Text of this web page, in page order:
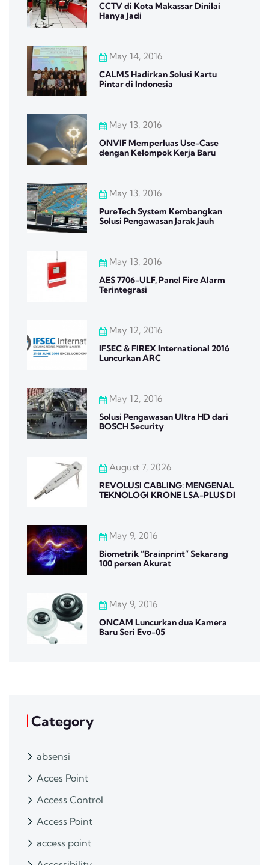
CCTV di Kota Makassar Dinilai
Hanya Jadi
May 14, 2016
CALMS Hadirkan Solusi Kartu
Pintar di Indonesia
May 13, 2016
ONVIF Memperluas Use-Case
dengan Kelompok Kerja Baru
May 13, 2016
PureTech System Kembangkan
Solusi Pengawasan Jarak Jauh
May 13, 2016
AES 7706-ULF, Panel Fire Alarm
Terintegrasi
May 12, 2016
IFSEC & FIREX International 2016
Luncurkan ARC
May 12, 2016
Solusi Pengawasan Ultra HD dari
BOSCH Security
August 7, 2026
REVOLUSI CABLING: MENGENAL
TEKNOLOGI KRONE LSA-PLUS DI
May 9, 2016
Biometrik “Brainprint” Sekarang
100 persen Akurat
May 9, 2016
ONCAM Luncurkan dua Kamera
Baru Seri Evo-05
Category
absensi
Acces Point
Access Control
Access Point
access point